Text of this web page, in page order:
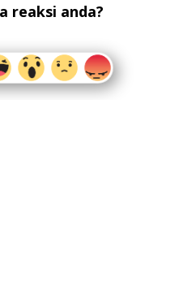
reaksi anda?